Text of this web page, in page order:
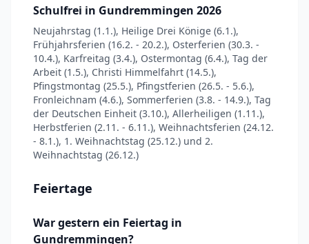
Schulfrei in Gundremmingen 2026
Neujahrstag (1.1.), Heilige Drei Könige (6.1.),
Frühjahrsferien (16.2. - 20.2.), Osterferien (30.3. -
10.4.), Karfreitag (3.4.), Ostermontag (6.4.), Tag der
Arbeit (1.5.), Christi Himmelfahrt (14.5.),
Pfingstmontag (25.5.), Pfingstferien (26.5. - 5.6.),
Fronleichnam (4.6.), Sommerferien (3.8. - 14.9.), Tag
der Deutschen Einheit (3.10.), Allerheiligen (1.11.),
Herbstferien (2.11. - 6.11.), Weihnachtsferien (24.12.
- 8.1.), 1. Weihnachtstag (25.12.) und 2.
Weihnachtstag (26.12.)
Feiertage
War gestern ein Feiertag in
Gundremmingen?